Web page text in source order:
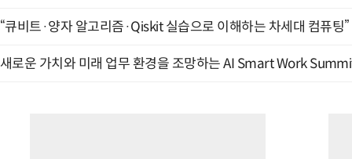
“큐비트·양자 알고리즘·Qiskit 실습으로 이해하는 차세대 컴퓨팅
새로운 가치와 미래 업무 환경을 조망하는 AI Smart Work